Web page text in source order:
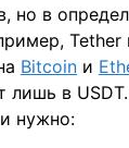
но в
Bitcoin и
лишь в
нужно: